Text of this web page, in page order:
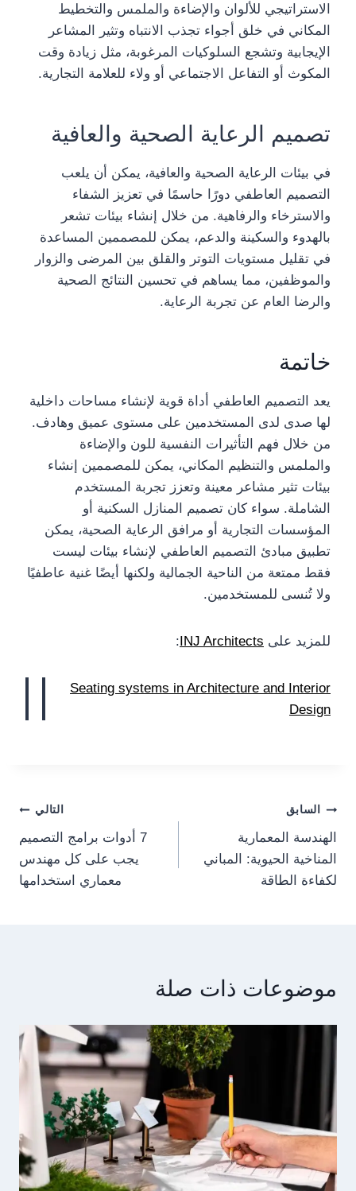
الاستراتيجي للألوان والإضاءة والملمس والتخطيط
المكاني في خلق أجواء تجذب الانتباه وتثير المشاعر
الإيجابية وتشجع السلوكيات المرغوبة، مثل زيادة وقت
المكوث أو التفاعل الاجتماعي أو ولاء للعلامة التجارية.
تصميم الرعاية الصحية والعافية
في بيئات الرعاية الصحية والعافية، يمكن أن يلعب
التصميم العاطفي دورًا حاسمًا في تعزيز الشفاء
والاسترخاء والرفاهية. من خلال إنشاء بيئات تشعر
بالهدوء والسكينة والدعم، يمكن للمصممين المساعدة
في تقليل مستويات التوتر والقلق بين المرضى والزوار
والموظفين، مما يساهم في تحسين النتائج الصحية
والرضا العام عن تجربة الرعاية.
خاتمة
يعد التصميم العاطفي أداة قوية لإنشاء مساحات داخلية
لها صدى لدى المستخدمين على مستوى عميق وهادف.
من خلال فهم التأثيرات النفسية للون والإضاءة
والملمس والتنظيم المكاني، يمكن للمصممين إنشاء
بيئات تثير مشاعر معينة وتعزز تجربة المستخدم
الشاملة. سواء كان تصميم المنازل السكنية أو
المؤسسات التجارية أو مرافق الرعاية الصحية، يمكن
تطبيق مبادئ التصميم العاطفي لإنشاء بيئات ليست
فقط ممتعة من الناحية الجمالية ولكنها أيضًا غنية عاطفيًا
ولا تُنسى للمستخدمين.
للمزيد على INJ Architects
:
Seating systems in Architecture and Interior
Design
Post
navigation
السابق
الهندسة المعمارية
المناخية الحيوية: المباني
لكفاءة الطاقة
التالي
7 أدوات برامج التصميم
يجب على كل مهندس
معماري استخدامها
موضوعات ذات صلة